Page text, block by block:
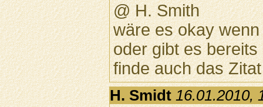
@ H. Smith
wäre es okay
oder gibt es
finde auch das
H. Smidt 16.01.2010,